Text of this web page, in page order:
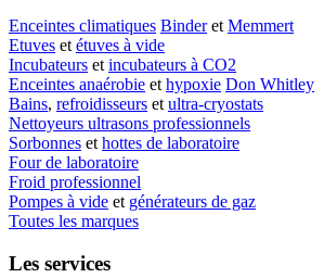
Enceintes climatiques Binderet Memmert
Etuves et étuves à vide
Incubateurs et incubateurs à CO2
Enceintes anaérobie et hypoxie Don Whitley
Bains, refroidisseurs et ultra-cryostats
Nettoyeurs ultrasons professionnels
Sorbonnes et hottes de laboratoire
Four de laboratoire
Froid professionnel
Pompes à vide et générateurs de gaz
Toutes les marques
Les services